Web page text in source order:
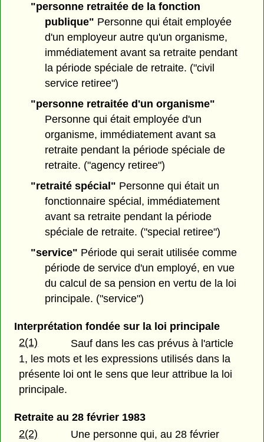
"personne retraitée de la fonction
publique" Personne qui était employée
d'un employeur autre qu'un organisme,
immédiatement avant sa retraite pendant
la période spéciale de retraite. ("civil
service retiree")
"personne retraitée d'un organisme"
Personne qui était employée d'un
organisme, immédiatement avant sa
retraite pendant la période spéciale de
retraite. ("agency retiree")
"retraité spécial" Personne qui était un
fonctionnaire spécial, immédiatement
avant sa retraite pendant la période
spéciale de retraite. ("special retiree")
"service" Période qui serait utilisée comme
période de service d'un employé, en vue
du calcul de sa pension en vertu de la loi
principale. ("service")
Interprétation fondée sur la loi principale
2(1)
Sauf dans les cas prévus à l'article
1, les mots et les expressions utilisés dans la
présente loi ont le sens que leur attribue la loi
principale.
Retraite au 28 février 1983
2(2)
Une personne qui, au 28 février